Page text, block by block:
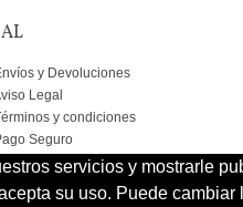
servicios y mostrarle
su uso. Puede
y Devoluciones
Legal
y condiciones
Seguro